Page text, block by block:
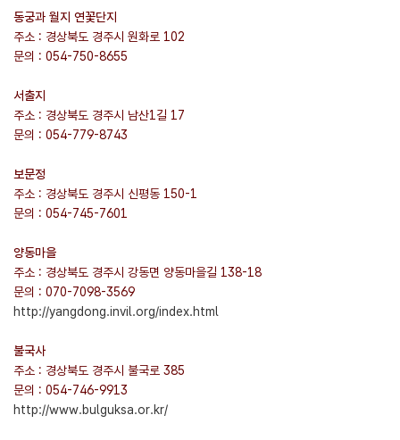
동궁과 월지 연꽃단지
주소 : 경상북도 경주시 원화로 102
문의 : 054-750-8655
서출지
주소 : 경상북도 경주시 남산1길 17
문의 : 054-779-8743
보문정
주소 : 경상북도 경주시 신평동 150-1
문의 : 054-745-7601
양동마을
주소 : 경상북도 경주시 강동면 양동마을길 138-18
문의 : 070-7098-3569
http://yangdong.invil.org/index.html
불국사
주소 : 경상북도 경주시 불국로 385
문의 : 054-746-9913
http://www.bulguksa.or.kr/